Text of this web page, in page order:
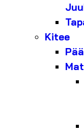
Kitee